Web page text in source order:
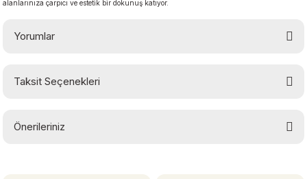
alanlarınıza çarpıcı ve estetik bir dokunuş katıyor.
Yorumlar
Taksit Seçenekleri
Önerileriniz